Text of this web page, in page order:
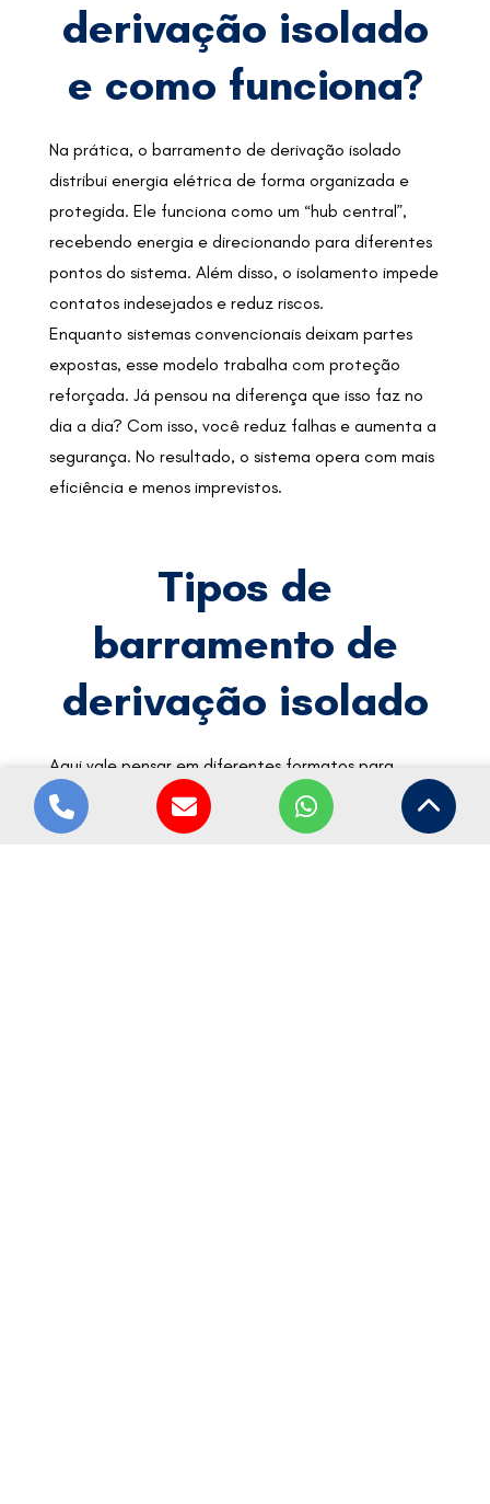
derivação isolado
e como funciona?
Na prática, o barramento de derivação isolado
distribui energia elétrica de forma organizada e
protegida. Ele funciona como um “hub central”,
recebendo energia e direcionando para diferentes
pontos do sistema. Além disso, o isolamento impede
contatos indesejados e reduz riscos.
Enquanto sistemas convencionais deixam partes
expostas, esse modelo trabalha com proteção
reforçada. Já pensou na diferença que isso faz no
dia a dia? Com isso, você reduz falhas e aumenta a
segurança. No resultado, o sistema opera com mais
eficiência e menos imprevistos.
Tipos de
barramento de
derivação isolado
Aqui vale pensar em diferentes formatos para
diferentes necessidades. Existem barramentos
compactos, que economizam espaço, modelos